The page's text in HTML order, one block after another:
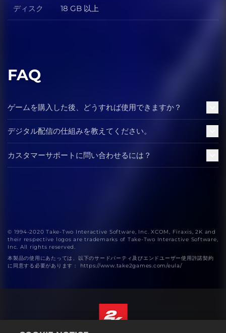
ディスク ディスク
18 GB 以上
FAQ
ゲームを購入した後、どうすれば使用できますか？
デジタル配信の仕組みを教えてください。
カスタマーサポートに問い合わせるには？
© 1994-2020 Take-Two Interactive Software, Inc. XCOM, Firaxis, 2K and
their respective logos are trademarks of Take-Two Interactive Software,
Inc. All rights reserved.
本製品の使用にあたっては、以下のサードパーティ及びエンドユーザー使用許諾契約
に同意する必要があります： https://www.take2games.com/eula/